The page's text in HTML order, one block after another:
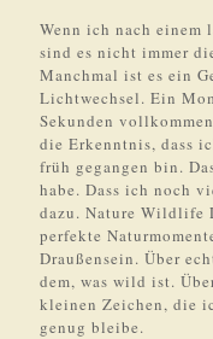
Wenn ich nach einem
sind es nicht immer
Manchmal ist es ein
Lichtwechsel. Ein
Sekunden
die Erkenntnis, dass
früh gegangen bin.
habe. Dass ich noch
dazu. Nature
perfekte
Draußensein. Über
dem, was wild ist.
kleinen Zeichen, die
genug bleibe.